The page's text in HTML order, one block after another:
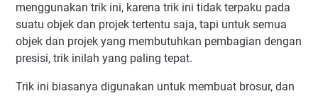
menggunakan trik ini, karena trik ini tidak terpaku pada
suatu objek dan projek tertentu saja, tapi untuk semua
objek dan projek yang membutuhkan pembagian dengan
presisi, trik inilah yang paling tepat.
Trik ini biasanya digunakan untuk membuat brosur, dan